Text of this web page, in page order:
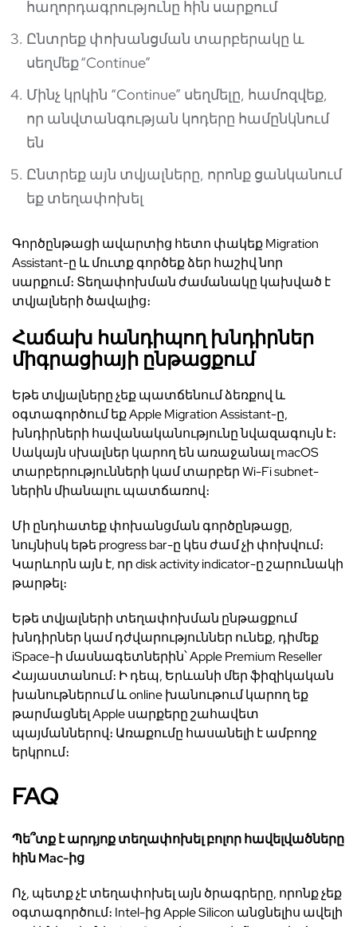
հաղորդագրությունը հին սարքում
Ընտրեք փոխանցման տարբերակը և
սեղմեք “Continue”
Մինչ կրկին “Continue” սեղմելը, համոզվեք,
որ անվտանգության կոդերը համընկնում
են
Ընտրեք այն տվյալները, որոնք ցանկանում
եք տեղափոխել
Գործընթացի ավարտից հետո փակեք Migration
Assistant-ը և մուտք գործեք ձեր հաշիվ նոր
սարքում։ Տեղափոխման ժամանակը կախված է
տվյալների ծավալից։
Հաճախ հանդիպող խնդիրներ
միգրացիայի ընթացքում
Եթե տվյալները չեք պատճենում ձեռքով և
օգտագործում եք Apple Migration Assistant-ը,
խնդիրների հավանականությունը նվազագույն է։
Սակայն սխալներ կարող են առաջանալ macOS
տարբերությունների կամ տարբեր Wi-Fi subnet-
ներին միանալու պատճառով։
Մի ընդհատեք փոխանցման գործընթացը,
նույնիսկ եթե progress bar-ը կես ժամ չի փոխվում։
Կարևորն այն է, որ disk activity indicator-ը շարունակի
թարթել։
Եթե տվյալների տեղափոխման ընթացքում
խնդիրներ կամ դժվարություններ ունեք, դիմեք
iSpace-ի մասնագետներին՝ Apple Premium Reseller
Հայաստանում։ Ի դեպ, Երևանի մեր ֆիզիկական
խանութներում և online խանութում կարող եք
թարմացնել Apple սարքերը շահավետ
պայմաններով։ Առաքումը հասանելի է ամբողջ
երկրում։
FAQ
Պե՞տք է արդյոք տեղափոխել բոլոր հավելվածները
հին Mac-ից
Ոչ, պետք չէ տեղափոխել այն ծրագրերը, որոնք չեք
օգտագործում։ Intel-ից Apple Silicon անցնելիս ավելի